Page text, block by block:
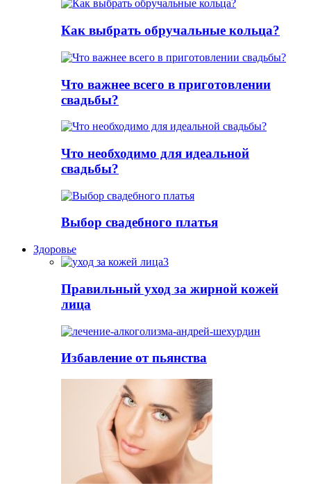
Как выбрать обручальные кольца?
Что важнее всего в приготовлении
свадьбы?
Что необходимо для идеальной
свадьбы?
Выбор свадебного платья
Здоровье
Правильный уход за жирной кожей
лица
Избавление от пьянства